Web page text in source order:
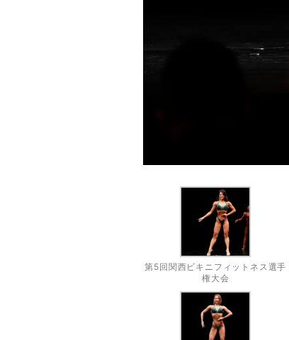
第5回関西ビキニフィットネス選手
権大会